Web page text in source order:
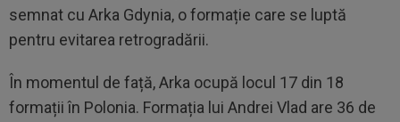
semnat cu Arka Gdynia, o formație care se luptă
pentru evitarea retrogradării.
În momentul de față, Arka ocupă locul 17 din 18
formații în Polonia. Formația lui Andrei Vlad are 36 de